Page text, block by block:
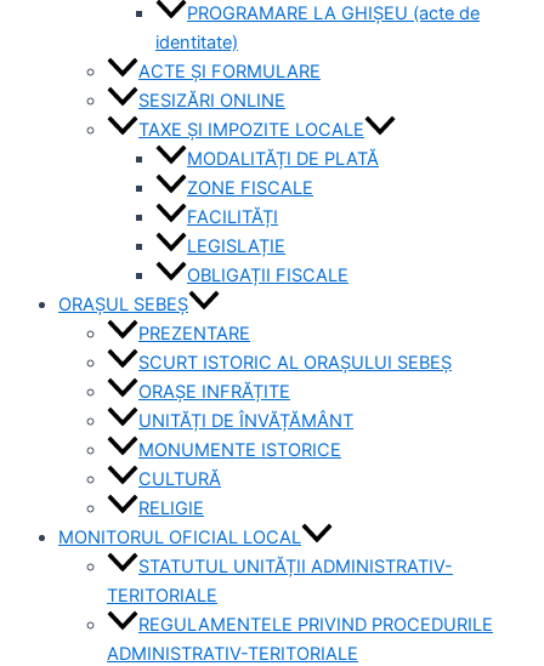
PROGRAMARE LA GHIȘEU (acte de
identitate)
ACTE ȘI FORMULARE
SESIZĂRI ONLINE
TAXE ȘI IMPOZITE LOCALE
MODALITĂȚI DE PLATĂ
ZONE FISCALE
FACILITĂȚI
LEGISLAȚIE
OBLIGAȚII FISCALE
ORAȘUL SEBEȘ
PREZENTARE
SCURT ISTORIC AL ORAȘULUI SEBEȘ
ORAȘE INFRĂȚITE
UNITĂȚI DE ÎNVĂȚĂMÂNT
MONUMENTE ISTORICE
CULTURĂ
RELIGIE
MONITORUL OFICIAL LOCAL
STATUTUL UNITĂȚII ADMINISTRATIV-
TERITORIALE
REGULAMENTELE PRIVIND PROCEDURILE
ADMINISTRATIV-TERITORIALE